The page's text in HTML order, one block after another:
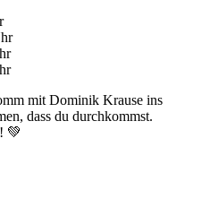
mit Dominik Krause ins
dass du durchkommst.
💚